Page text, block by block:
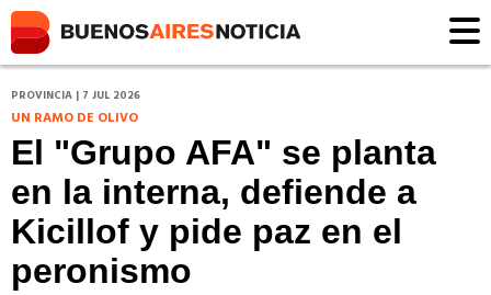
PROVINCIA | 7 JUL 2026
UN RAMO DE OLIVO
El "Grupo AFA" se planta
en la interna, defiende a
Kicillof y pide paz en el
peronismo